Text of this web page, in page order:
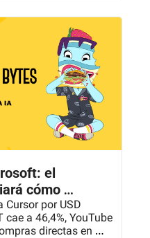
el
cómo
Cursor por USD
a 46,4%, YouTube
directas en